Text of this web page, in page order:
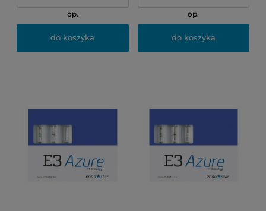
op.
do koszyka
op.
do koszyka